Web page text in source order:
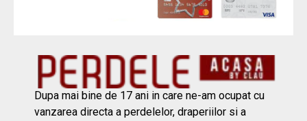
Dupa mai bine de 17 ani in care ne-am ocupat cu
vanzarea directa a perdelelor, draperiilor si a